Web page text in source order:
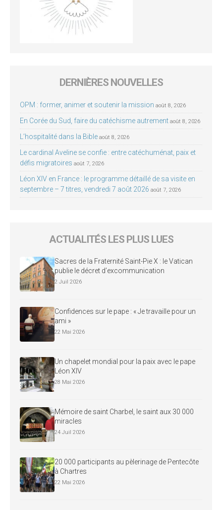
DERNIÈRES NOUVELLES
OPM : former, animer et soutenir la mission août 8, 2026
En Corée du Sud, faire du catéchisme autrement août 8, 2026
L’hospitalité dans la Bible août 8, 2026
Le cardinal Aveline se confie : entre catéchuménat, paix et
défis migratoires août 7, 2026
Léon XIV en France : le programme détaillé de sa visite en
septembre – 7 titres, vendredi 7 août 2026 août 7, 2026
ACTUALITÉS LES PLUS LUES
Sacres de la Fraternité Saint-Pie X : le Vatican
publie le décret d’excommunication
2 Juil 2026
Confidences sur le pape : « Je travaille pour un
ami »
22 Mai 2026
Un chapelet mondial pour la paix avec le pape
Léon XIV
28 Mai 2026
Mémoire de saint Charbel, le saint aux 30 000
miracles
24 Juil 2026
20 000 participants au pèlerinage de Pentecôte
à Chartres
22 Mai 2026